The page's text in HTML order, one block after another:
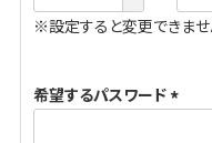
必
須
※設定すると変更できま
希望するパスワード